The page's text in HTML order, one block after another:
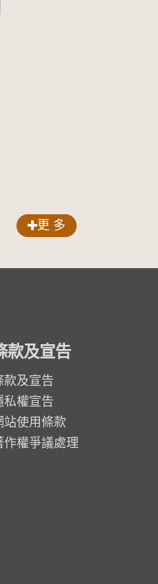
更 多
款及宣告
款及宣告
私權宣告
站使用條款
作權爭議處理